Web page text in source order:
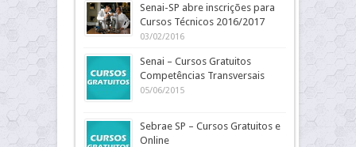
Senai-SP abre inscrições para
Cursos Técnicos 2016/2017
03/02/2016
Senai – Cursos Gratuitos
Competências Transversais
05/06/2015
Sebrae SP – Cursos Gratuitos e
Online